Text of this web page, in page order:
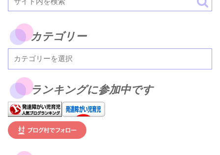
カテゴリー
ランキングに参加中です